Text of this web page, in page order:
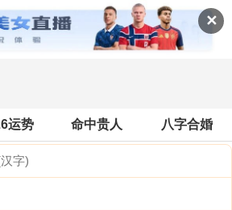
✕
世界天气
运势 命中贵人 八字合婚